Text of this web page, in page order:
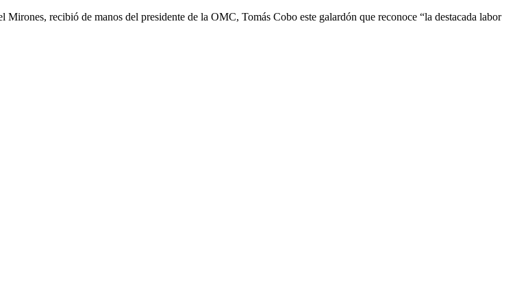
recibió de manos del presidente de la OMC, Tomás Cobo este galardón que reconoce “la destacada labor